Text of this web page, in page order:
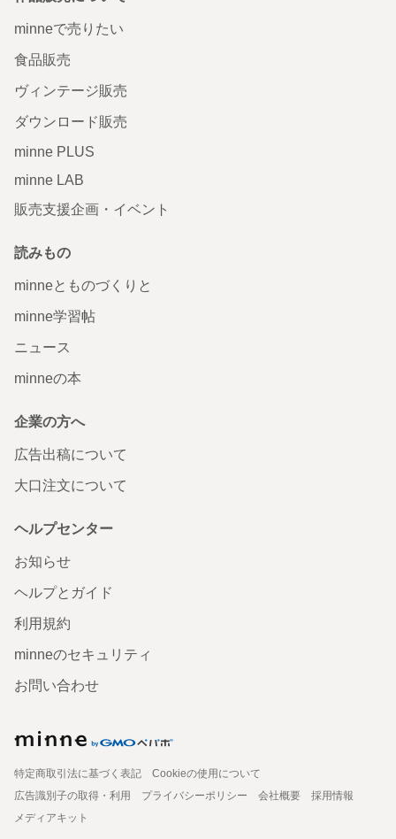
minneで売りたい
食品販売
ヴィンテージ販売
ダウンロード販売
minne PLUS
minne LAB
販売支援企画・イベント
読みもの
minneとものづくりと
minne学習帖
ニュース
minneの本
企業の方へ
広告出稿について
大口注文について
ヘルプセンター
お知らせ
ヘルプとガイド
利用規約
minneのセキュリティ
お問い合わせ
特定商取引法に基づく表記
Cookieの使用について
広告識別子の取得・利用
プライバシーポリシー 会社概要
採用情報
メディアキット